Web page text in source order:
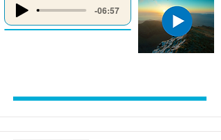
-06:57